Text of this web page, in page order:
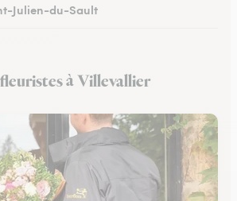
Julien-du-Sault
à Villevallier